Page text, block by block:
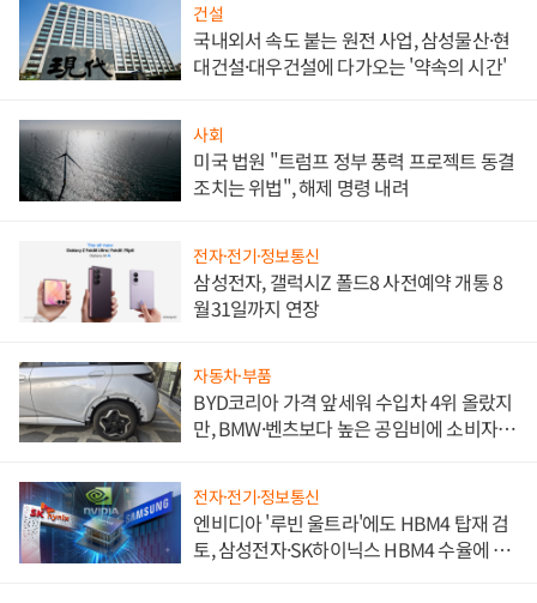
건설
국내외서 속도 붙는 원전 사업, 삼성물산·현
대건설·대우건설에 다가오는 '약속의 시간'
사회
미국 법원 "트럼프 정부 풍력 프로젝트 동결
조치는 위법", 해제 명령 내려
전자·전기·정보통신
삼성전자, 갤럭시Z 폴드8 사전예약 개통 8
월31일까지 연장
자동차·부품
BYD코리아 가격 앞세워 수입차 4위 올랐지
만, BMW·벤츠보다 높은 공임비에 소비자
전자·전기·정보통신
엔비디아 '루빈 울트라'에도 HBM4 탑재 검
토, 삼성전자·SK하이닉스 HBM4 수율에 주